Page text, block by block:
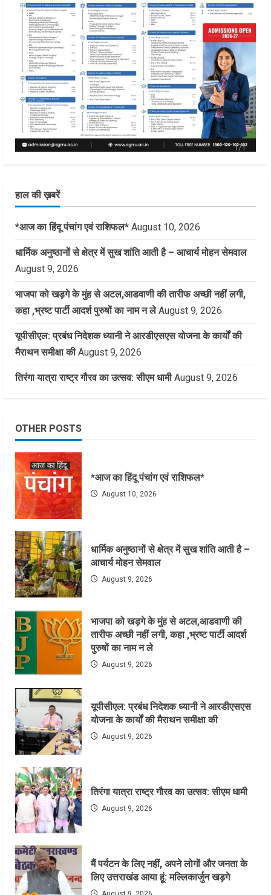
हाल की ख़बरें
*आज का हिंदू पंचांग एवं राशिफल* August 10, 2026
धार्मिक अनुष्ठानों से क्षेत्र में सुख शांति आती है – आचार्य मोहन सेमवाल
August 9, 2026
भाजपा को खड़गे के मुंह से अटल,आडवाणी की तारीफ अच्छी नहीं लगी,
कहा ,भ्रष्ट पार्टी आदर्श पुरुषों का नाम न ले August 9, 2026
यूपीसीएल: प्रबंध निदेशक ध्यानी ने आरडीएसएस योजना के कार्यों की
मैराथन समीक्षा की August 9, 2026
तिरंगा यात्रा राष्ट्र गौरव का उत्सव: सीएम धामी August 9, 2026
OTHER POSTS
*आज का हिंदू पंचांग एवं राशिफल*
August 10, 2026
धार्मिक अनुष्ठानों से क्षेत्र में सुख शांति आती है –
आचार्य मोहन सेमवाल
August 9, 2026
भाजपा को खड़गे के मुंह से अटल,आडवाणी की
तारीफ अच्छी नहीं लगी, कहा ,भ्रष्ट पार्टी आदर्श
पुरुषों का नाम न ले
August 9, 2026
यूपीसीएल: प्रबंध निदेशक ध्यानी ने आरडीएसएस
योजना के कार्यों की मैराथन समीक्षा की
August 9, 2026
तिरंगा यात्रा राष्ट्र गौरव का उत्सव: सीएम धामी
August 9, 2026
मैं पर्यटन के लिए नहीं, अपने लोगों और जनता के
लिए उत्तराखंड आया हूं: मल्लिकार्जुन खड़गे